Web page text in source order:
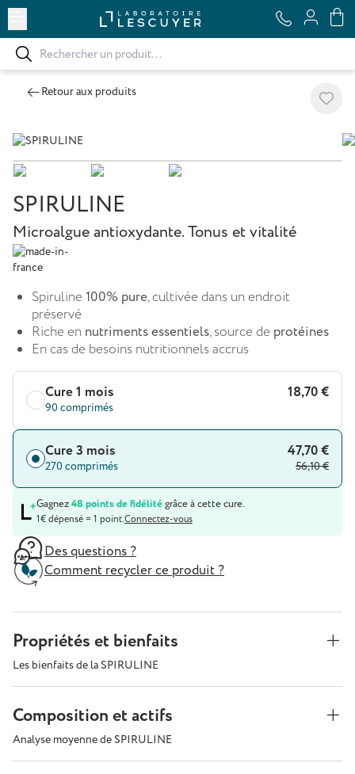
Retour aux produits
SPIRULINE
Microalgue antioxydante. Tonus et vitalité
Spiruline 100% pure, cultivée dans un endroit
préservé
Riche en nutriments essentiels, source de protéines
En cas de besoins nutritionnels accrus
Cure 1 mois
90 comprimés
18,70 €
Cure 3 mois
270 comprimés
47,70 €
56,10 €
Gagnez48 points de fidélitégrâce à cette cure.
1€ dépensé = 1 point.Connectez-vous
Des questions ?
Comment recycler ce produit ?
Propriétés et bienfaits
Les bienfaits de la SPIRULINE
Composition et actifs
Analyse moyenne de SPIRULINE